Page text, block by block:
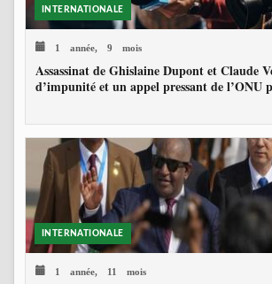
INTERNATIONALE
1 année, 9 mois
Assassinat de Ghislaine Dupont et Claude
d’impunité et un appel pressant de l’ONU
INTERNATIONALE
1 année, 11 mois